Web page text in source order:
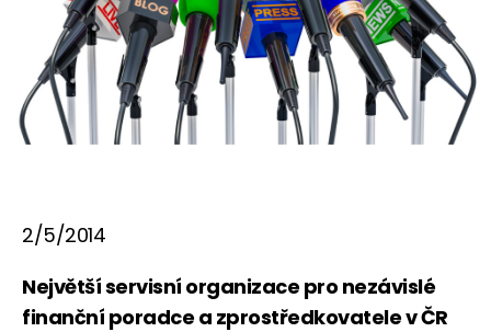
2/5/2014
Největší servisní organizace pro nezávislé
finanční poradce a zprostředkovatele v ČR